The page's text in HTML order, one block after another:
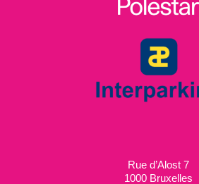
Rue d’Alost 7
1000 Bruxelles